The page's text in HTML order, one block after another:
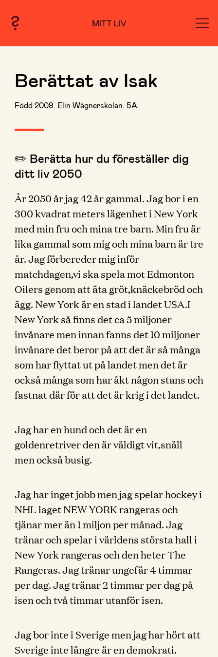
MITT LIV
Berättat av Isak
Född 2009. Elin Wägnerskolan. 5A.
✏️ Berätta hur du föreställer dig
ditt liv 2050
År 2050 år jag 42 år gammal. Jag bor i en
300 kvadrat meters lägenhet i New York
med min fru och mina tre barn. Min fru är
lika gammal som mig och mina barn är tre
år. Jag förbereder mig inför
matchdagen,vi ska spela mot Edmonton
Oilers genom att äta gröt,knäckebröd och
ägg. New York är en stad i landet USA.I
New York så finns det ca 5 miljoner
invånare men innan fanns det 10 miljoner
invånare det beror på att det är så många
som har flyttat ut på landet men det är
också många som har åkt någon stans och
fastnat där för att det är krig i det landet.
Jag har en hund och det är en
goldenretriver den är väldigt vit,snäll
men också busig.
Jag har inget jobb men jag spelar hockey i
NHL laget NEW YORK rangeras och
tjänar mer än 1 miljon per månad. Jag
tränar och spelar i världens största hall i
New York rangeras och den heter The
Rangeras. Jag tränar ungefär 4 timmar
per dag. Jag tränar 2 timmar per dag på
isen och två timmar utanför isen.
Jag bor inte i Sverige men jag har hört att
Sverige inte längre är en demokrati.